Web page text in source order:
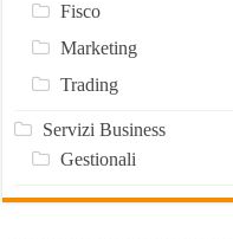
Fisco
Marketing
Trading
Servizi Business
Gestionali